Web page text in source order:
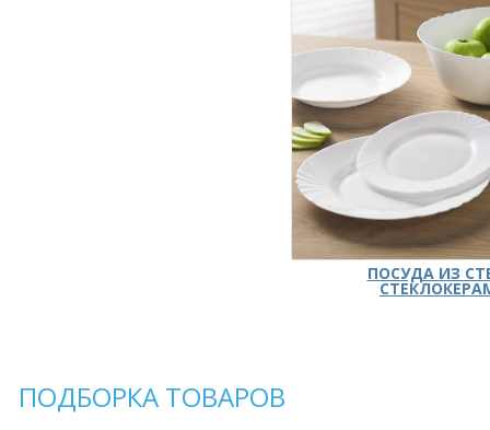
ПОСУДА ИЗ
ПОДБОРКА ТОВАРОВ